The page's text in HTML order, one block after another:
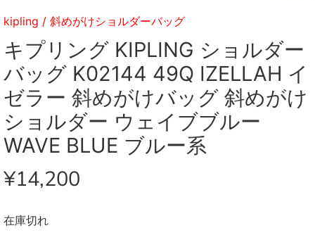
kipling / 斜めがけショルダーバッグ
キプリング KIPLING ショルダー
バッグ K02144 49Q IZELLAH イ
ゼラー 斜めがけバッグ 斜めがけ
ショルダー ウェイブブルー
WAVE BLUE ブルー系
¥14,200
在庫切れ